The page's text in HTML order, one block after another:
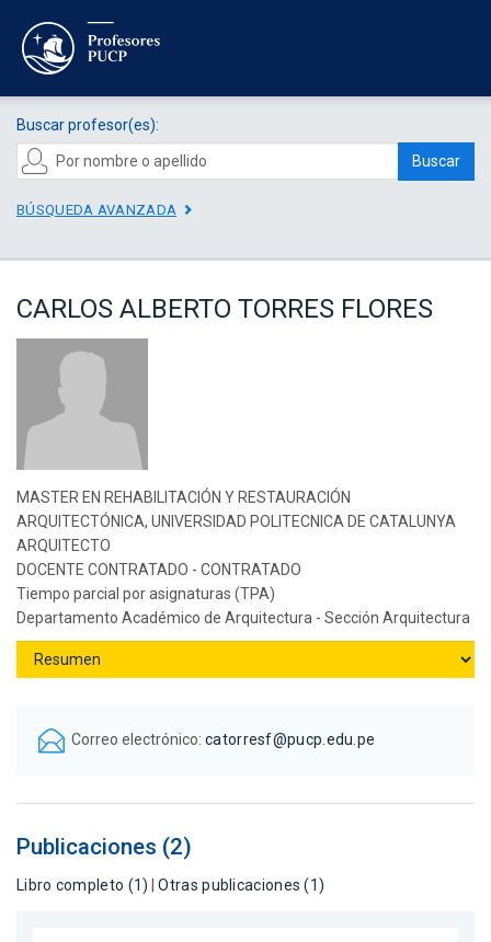
Buscar profesor(es):
Buscar
BÚSQUEDA AVANZADA
CARLOS ALBERTO TORRES FLORES
MASTER EN REHABILITACIÓN Y RESTAURACIÓN
ARQUITECTÓNICA, UNIVERSIDAD POLITECNICA DE CATALUNYA
ARQUITECTO
DOCENTE CONTRATADO - CONTRATADO
Tiempo parcial por asignaturas (TPA)
Departamento Académico de Arquitectura - Sección Arquitectura
Correo electrónico: catorresf@pucp.edu.pe
Publicaciones (2)
Libro completo (1) |Otras publicaciones (1)